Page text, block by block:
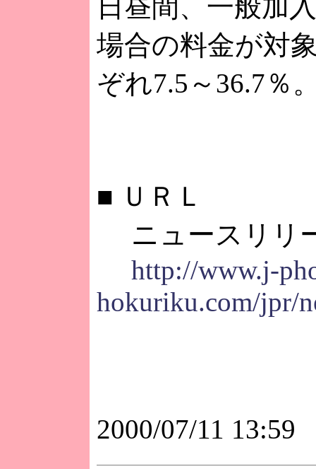
日昼間、一般加
場合の料金が対
ぞれ7.5～36.7％
■ ＵＲＬ
ニュースリリ
http://www.j-
hokuriku.com/jpr/
2000/07/11 13:59